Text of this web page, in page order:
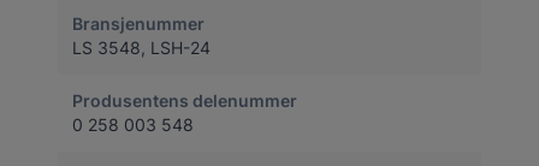
Bransjenummer
LS 3548, LSH-24
Produsentens delenummer
0 258 003 548